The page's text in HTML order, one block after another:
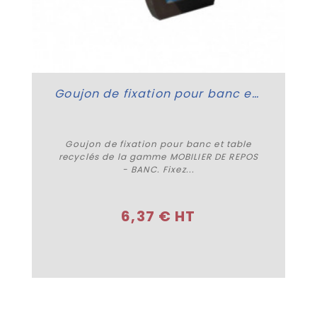
Goujon de fixation pour banc et table recyclés
Goujon de fixation pour banc et table
recyclés de la gamme MOBILIER DE REPOS
- BANC. Fixez...
6,37 € HT